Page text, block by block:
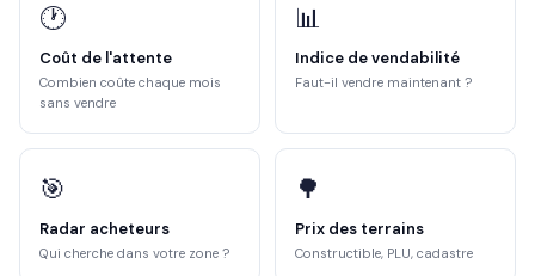
🕐
Coût de l'attente
Combien coûte chaque mois
sans vendre
📊
Indice de vendabilité
Faut-il vendre maintenant ?
🎯
Radar acheteurs
Qui cherche dans votre zone ?
🌳
Prix des terrains
Constructible, PLU, cadastre